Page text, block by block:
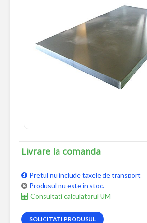
Livrare la comanda
Pretul nu include taxele de transport
Produsul nu este in stoc.
Consultati calculatorul UM
SOLICITATI PRODUSUL